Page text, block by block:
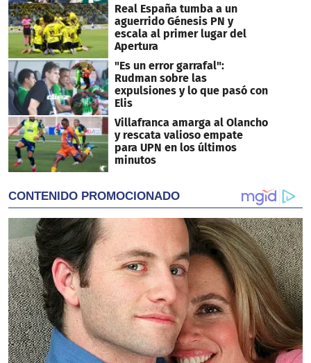
Real España tumba a un
aguerrido Génesis PN y
escala al primer lugar del
Apertura
"Es un error garrafal":
Rudman sobre las
expulsiones y lo que pasó con
Elis
Villafranca amarga al Olancho
y rescata valioso empate
para UPN en los últimos
minutos